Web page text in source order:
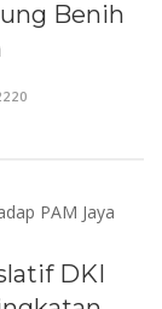
Benih
DKI